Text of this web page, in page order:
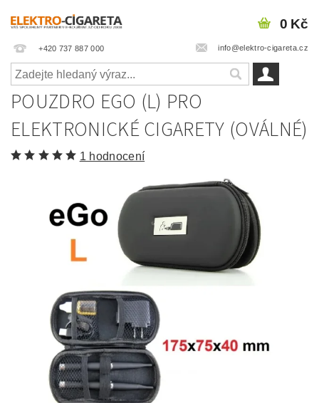
+420 737 887 000 info@elektro-cigareta.cz
0 Kč
POUZDRO EGO (L) PRO
ELEKTRONICKÉ CIGARETY (OVÁLNÉ)
1 hodnocení